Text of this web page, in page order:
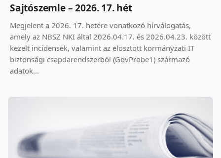
Sajtószemle – 2026. 17. hét
Megjelent a 2026. 17. hetére vonatkozó hírválogatás,
amely az NBSZ NKI által 2026.04.17. és 2026.04.23. között
kezelt incidensek, valamint az elosztott kormányzati IT
biztonsági csapdarendszerből (GovProbe1) származó
adatok...